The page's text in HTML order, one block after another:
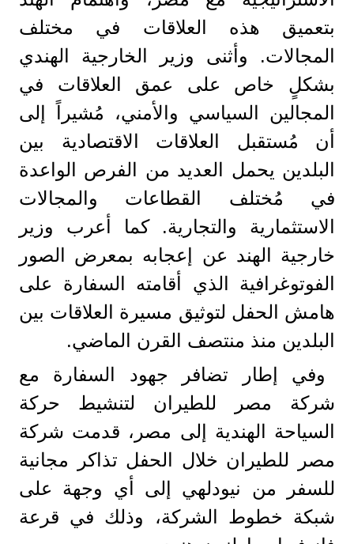
بتعميق هذه العلاقات في مختلف
المجالات. وأثنى وزير الخارجية الهندي
بشكلٍ خاص على عمق العلاقات في
المجالين السياسي والأمني، مُشيراً إلى
أن مُستقبل العلاقات الاقتصادية بين
البلدين يحمل العديد من الفرص الواعدة
في مُختلف القطاعات والمجالات
الاستثمارية والتجارية. كما أعرب وزير
خارجية الهند عن إعجابه بمعرض الصور
الفوتوغرافية الذي أقامته السفارة على
هامش الحفل لتوثيق مسيرة العلاقات بين
البلدين منذ منتصف القرن الماضي.
وفي إطار تضافر جهود السفارة مع
شركة مصر للطيران لتنشيط حركة
السياحة الهندية إلى مصر، قدمت شركة
مصر للطيران خلال الحفل تذاكر مجانية
للسفر من نيودلهي إلى أي وجهة على
شبكة خطوط الشركة، وذلك في قرعة